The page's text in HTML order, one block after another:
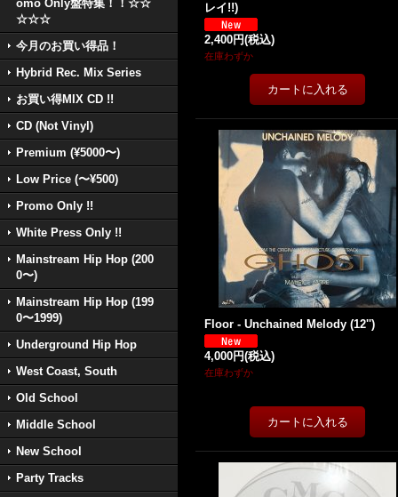
omo Only盤特集！！☆☆
☆☆☆
今月のお買い得品！
Hybrid Rec. Mix Series
お買い得MIX CD !!
CD (Not Vinyl)
Premium (¥5000〜)
Low Price (〜¥500)
Promo Only !!
White Press Only !!
Mainstream Hip Hop (200
0〜)
Mainstream Hip Hop (199
0〜1999)
Underground Hip Hop
West Coast, South
Old School
Middle School
New School
Party Tracks
レイ!!)
2,400円(税込)
在庫わずか
Floor - Unchained Melody (12'')
4,000円(税込)
在庫わずか